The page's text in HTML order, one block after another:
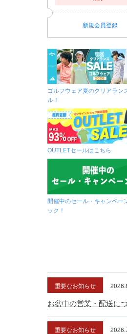
新規会員登録
ゴルフウェア夏のクリアラン
ル！
OUTLETセールはこちら
開催中のセール・キャンペー
ック！
重要なお知らせ
お盆中の営業・配送に
重要なお知らせ